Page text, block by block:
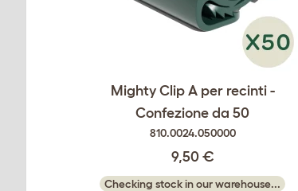
Mighty Clip A per recinti -
Confezione da 50
810.0024.050000
9,50 €
Checking stock in our warehouse...